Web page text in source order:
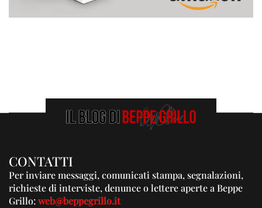
CONTATTI
Per inviare messaggi, comunicati stampa, segnalazioni,
richieste di interviste, denunce o lettere aperte a Beppe
Grillo:web@beppegrillo.it